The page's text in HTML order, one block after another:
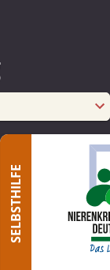
SELBSTHILFE